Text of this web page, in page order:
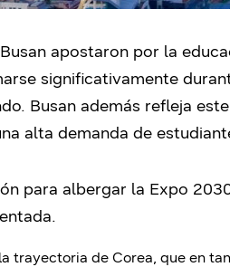
apostaron por la
significativamente
Busan además refleja
alta demanda de
para albergar la Expo
trayectoria de Corea, que en